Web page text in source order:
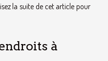
la suite de cet article pour
à